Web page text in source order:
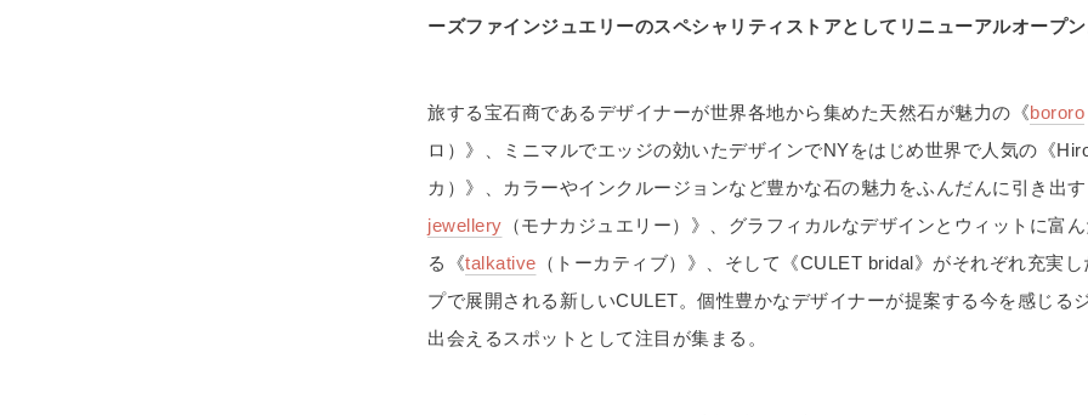
ーズファインジュエリーのスペシャリティストアとしてリニューアルオープン
旅する宝石商であるデザイナーが世界各地から集めた天然石が魅力の《bororo
ロ）》、ミニマルでエッジの効いたデザインでNYをはじめ世界で人気の《
カ）》、カラーやインクルージョンなど豊かな石の魅力をふんだんに引き出
jewellery （モナカジュエリー）》、グラフィカルなデザインとウィットに富
る《talkative （トーカティブ）》、そして《CULET bridal》がそれぞれ充実
プで展開される新しいCULET。個性豊かなデザイナーが提案する今を感じる
出会えるスポットとして注目が集まる。